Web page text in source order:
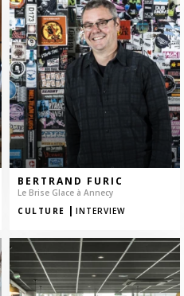
BERTRAND FURIC
Le Brise Glace à Annecy
CULTURE | INTERVIEW